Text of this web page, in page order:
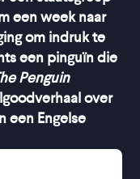
een week naar
om indruk te
een pinguïn die
Penguin
over
een Engelse
vervuild